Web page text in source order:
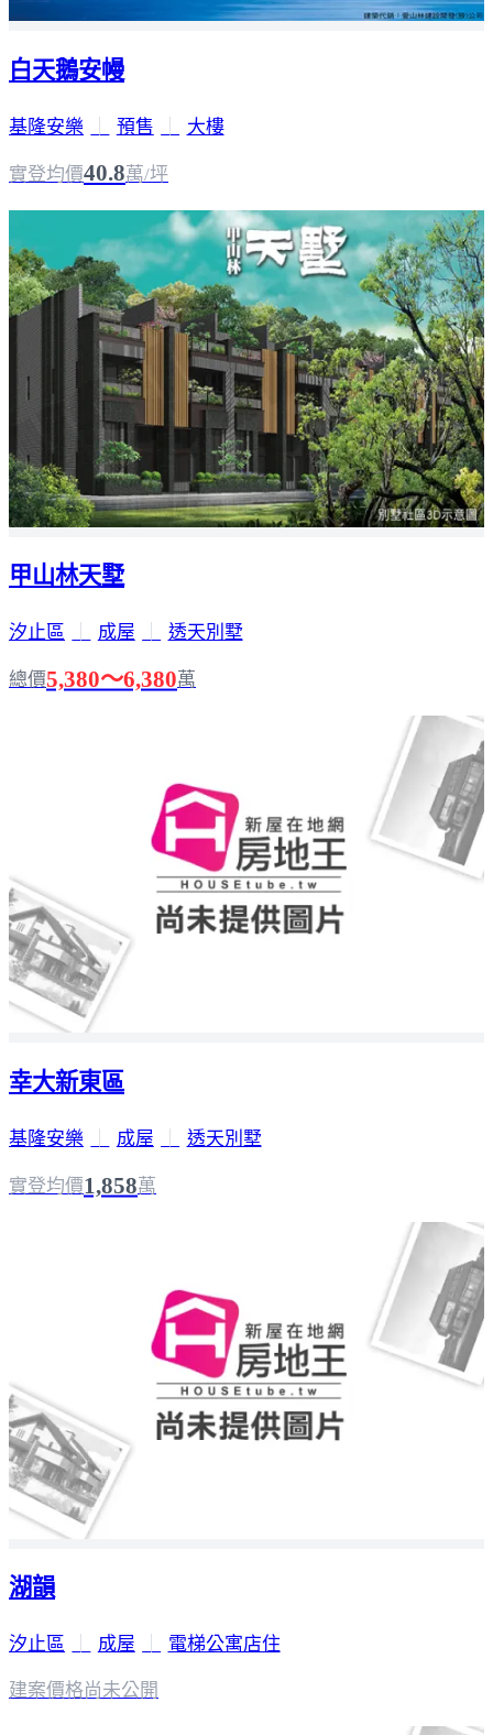
白天鵝安幔
基隆安樂 預售 大樓
實登均價40.8萬/坪
甲山林天墅
汐止區 成屋 透天別墅
總價5,380～6,380萬
幸大新東區
基隆安樂 成屋 透天別墅
實登均價1,858萬
湖韻
汐止區 成屋 電梯公寓店住
建案價格尚未公開